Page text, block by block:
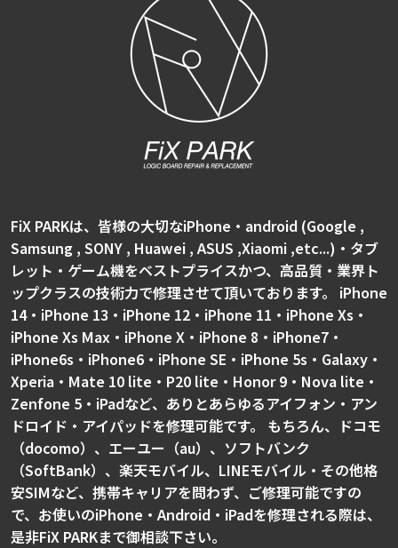
FiX PARKは、皆様の大切なiPhone・android (Google ,
Samsung , SONY , Huawei , ASUS ,Xiaomi ,etc...)・タブ
レット・ゲーム機をベストプライスかつ、高品質・業界ト
ップクラスの技術力で修理させて頂いております。 iPhone
14・iPhone 13・iPhone 12・iPhone 11・iPhone Xs・
iPhone Xs Max・iPhone X・iPhone 8・iPhone7・
iPhone6s・iPhone6・iPhone SE・iPhone 5s・Galaxy・
Xperia・Mate 10 lite・P20 lite・Honor 9・Nova lite・
Zenfone 5・iPadなど、ありとあらゆるアイフォン・アン
ドロイド・アイパッドを修理可能です。 もちろん、ドコモ
（docomo）、エーユー（au）、ソフトバンク
（SoftBank）、楽天モバイル、LINEモバイル・その他格
安SIMなど、携帯キャリアを問わず、ご修理可能ですの
で、お使いのiPhone・Android・iPadを修理される際は、
是非FiX PARKまで御相談下さい。